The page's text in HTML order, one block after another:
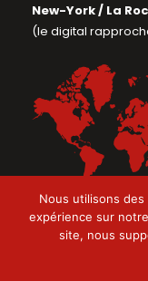
New-York / La
(le digi­tal
Nous utilisons
expérience sur
site, nous